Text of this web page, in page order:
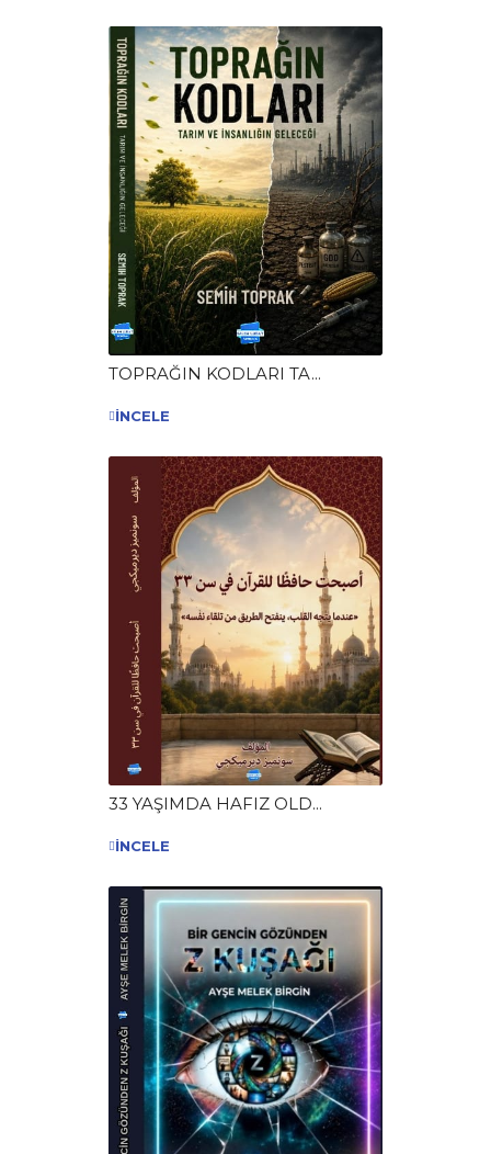
TOPRAĞIN KODLARI TA...
İNCELE
33 YAŞIMDA HAFIZ OLD...
İNCELE